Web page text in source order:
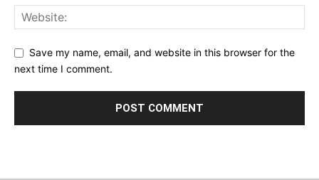
Save my name, email, and website in this browser for the
next time I comment.